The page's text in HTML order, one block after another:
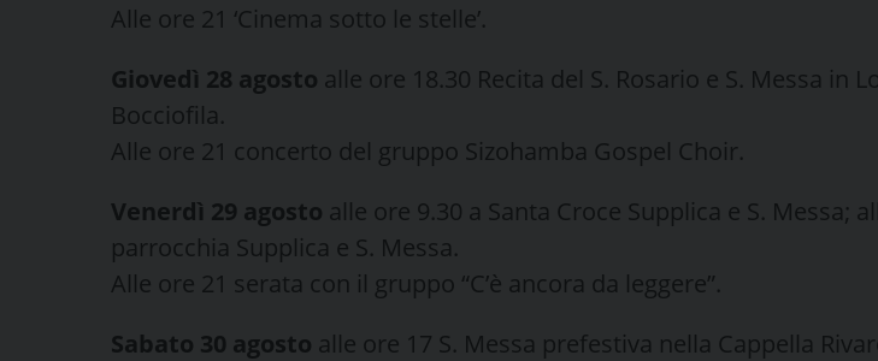
Alle ore 21 ‘Cinema sotto le stelle’.
Giovedì 28 agosto alle ore 18.30 Recita del S. Rosario e S. Messa in
Bocciofila.
Alle ore 21 concerto del gruppo Sizohamba Gospel Choir.
Venerdì 29 agosto alle ore 9.30 a Santa Croce Supplica e S. Messa;
parrocchia Supplica e S. Messa.
Alle ore 21 serata con il gruppo “C’è ancora da leggere”.
Sabato 30 agosto alle ore 17 S. Messa prefestiva nella Cappella